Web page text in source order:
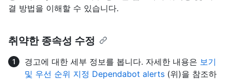
결 방법을 이해할 수 있습니다.
취약한 종속성 수정
경고에 대한 세부 정보를 봅니다. 자세한 내용은 보기
및 우선 순위 지정 Dependabot alerts (위)을 참조하